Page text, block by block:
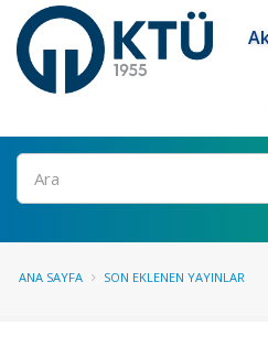
Ara
ANA SAYFA SON EKLENEN YAYINLAR